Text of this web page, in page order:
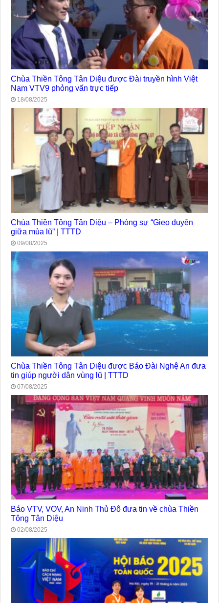
Chùa Thiền Tông Tân Diệu được Đài truyền hình Việt
Nam VTV9 phỏng vấn trực tiếp
18/08/2025
Chùa Thiền Tông Tân Diệu – Phóng sự “Gieo duyên
giữa mùa lũ” | TTTD
09/08/2025
Chùa Thiền Tông Tân Diệu được Báo Đài Nghệ An đưa
tin giúp người dân vùng lũ | TTTD
07/08/2025
Báo VTV, VOV, An Ninh Thủ Đô đưa tin về chùa Thiền
Tông Tân Diệu
02/08/2025